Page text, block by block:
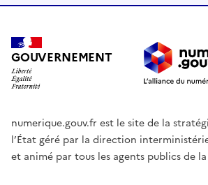
GOUVERNEMENT
numerique.gouv.fr est le site de la
l’État géré par la direction
et animé par tous les agents publics de